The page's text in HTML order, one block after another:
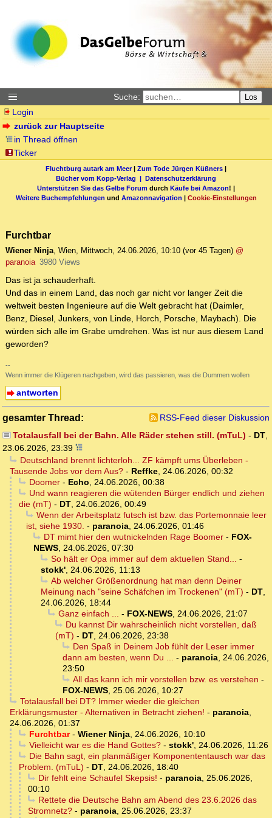
Suche: Los
Login
zurück zur Hauptseite
in Thread öffnen
Ticker
Fluchtburg autark am Meer| Zum Tode Jürgen Küßners |
Bücher vom Kopp-Verlag | Datenschutzerklärung
Unterstützen Sie das Gelbe Forum durch Käufe bei Amazon! |
Weitere Buchempfehlungen und Amazonnavigation | Cookie-Einstellungen
Furchtbar
Wiener Ninja, Wien, Mittwoch, 24.06.2026, 10:10 (vor 45 Tagen) @
paranoia 3980 Views
Das ist ja schauderhaft.
Und das in einem Land, das noch gar nicht vor langer Zeit die
weltweit besten Ingenieure auf die Welt gebracht hat (Daimler,
Benz, Diesel, Junkers, von Linde, Horch, Porsche, Maybach). Die
würden sich alle im Grabe umdrehen. Was ist nur aus diesem Land
geworden?
--
Wenn immer die Klügeren nachgeben, wird das passieren, was die Dummen wollen
antworten
gesamter Thread:
RSS-Feed dieser Diskussion
Totalausfall bei der Bahn. Alle Räder stehen still. (mTuL) - DT,
23.06.2026, 23:39
Deutschland brennt lichterloh... ZF kämpft ums Überleben -
Tausende Jobs vor dem Aus? - Reffke, 24.06.2026, 00:32
Doomer- Echo, 24.06.2026, 00:38
Und wann reagieren die wütenden Bürger endlich und ziehen
die (mT) - DT, 24.06.2026, 00:49
Wenn der Arbeitsplatz futsch ist bzw. das Portemonnaie leer
ist, siehe 1930. - paranoia, 24.06.2026, 01:46
DT mimt hier den wutnickelnden Rage Boomer- FOX-
NEWS, 24.06.2026, 07:30
So hält er Opa immer auf dem aktuellen Stand... -
stokk', 24.06.2026, 11:13
Ab welcher Größenordnung hat man denn Deiner
Meinung nach "seine Schäfchen im Trockenen" (mT) - DT,
24.06.2026, 18:44
Ganz einfach ... - FOX-NEWS, 24.06.2026, 21:07
Du kannst Dir wahrscheinlich nicht vorstellen, daß
(mT) - DT, 24.06.2026, 23:38
Den Spaß in Deinem Job fühlt der Leser immer
dann am besten, wenn Du ... - paranoia, 24.06.2026,
23:50
All das kann ich mir vorstellen bzw. es verstehen -
FOX-NEWS, 25.06.2026, 10:27
Totalausfall bei DT? Immer wieder die gleichen
Erklärungsmuster - Alternativen in Betracht ziehen! - paranoia,
24.06.2026, 01:37
Furchtbar- Wiener Ninja, 24.06.2026, 10:10
Vielleicht war es die Hand Gottes?- stokk', 24.06.2026, 11:26
Die Bahn sagt, ein planmäßiger Komponententausch war das
Problem. (mTuL) - DT, 24.06.2026, 18:40
Dir fehlt eine Schaufel Skepsis! - paranoia, 25.06.2026,
00:10
Rettete die Deutsche Bahn am Abend des 23.6.2026 das
Stromnetz? - paranoia, 25.06.2026, 23:37